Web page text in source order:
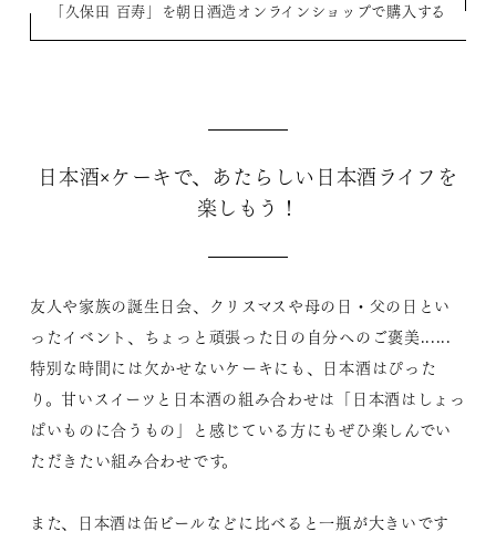
「久保田 百寿」を朝日酒造オンラインショップで購入する
日本酒×ケーキで、あたらしい日本酒ライフを
楽しもう！
友人や家族の誕生日会、クリスマスや母の日・父の日とい
ったイベント、ちょっと頑張った日の自分へのご褒美......
特別な時間には欠かせないケーキにも、日本酒はぴった
り。甘いスイーツと日本酒の組み合わせは「日本酒はしょっ
ぱいものに合うもの」と感じている方にもぜひ楽しんでい
ただきたい組み合わせです。
また、日本酒は缶ビールなどに比べると一瓶が大きいです